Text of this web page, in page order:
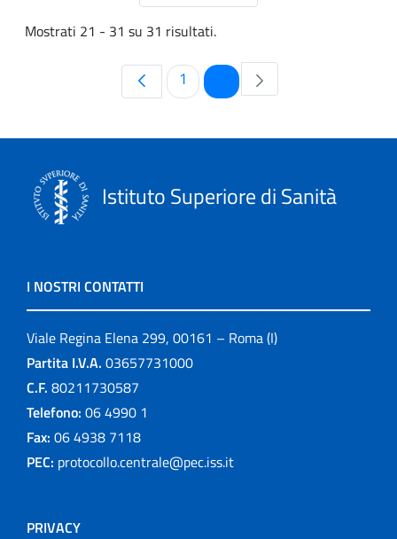
Mostrati 21 - 31 su 31 risultati.
Pagina
1 Pagina
Istituto Superiore di Sanità
I NOSTRI CONTATTI
Viale Regina Elena 299, 00161 – Roma (I)
Partita I.V.A. 03657731000
C.F. 80211730587
Telefono: 06 4990 1
Fax: 06 4938 7118
PEC: protocollo.centrale@pec.iss.it
PRIVACY